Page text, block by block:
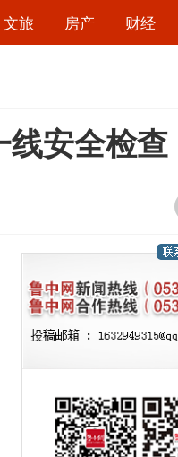
文旅 房产 财经
线安全检查